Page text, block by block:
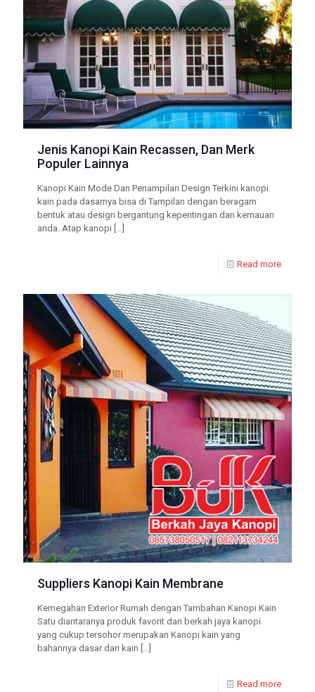
Jenis Kanopi Kain Recassen, Dan Merk
Populer Lainnya
Kanopi Kain Mode Dan Penampilan Design Terkini kanopi
kain pada dasarnya bisa di Tampilan dengan beragam
bentuk atau design bergantung kepentingan dan kemauan
anda. Atap kanopi […]
Read more
Suppliers Kanopi Kain Membrane
Kemegahan Exterior Rumah dengan Tambahan Kanopi Kain
Satu diantaranya produk favorit dari berkah jaya kanopi
yang cukup tersohor merupakan Kanopi kain yang
bahannya dasar dari kain […]
Read more